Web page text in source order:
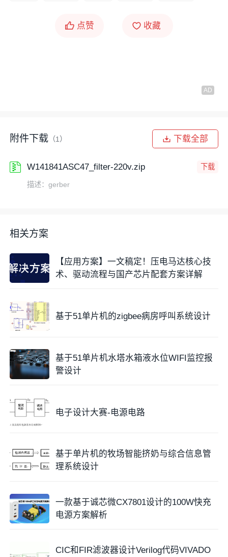
点赞 收藏
附件下载 （1） 下载全部
W141841ASC47_filter-220v.zip 下载
描述：gerber
相关方案
【应用方案】一文稿定！压电马达核心技
术、驱动流程与国产芯片配套方案详解
基于51单片机的zigbee病房呼叫系统设计
基于51单片机水塔水箱液水位WIFI监控报
警设计
电子设计大赛-电源电路
基于单片机的牧场智能挤奶与综合信息管
理系统设计
一款基于诚芯微CX7801设计的100W快充
电源方案解析
CIC和FIR滤波器设计Verilog代码VIVADO